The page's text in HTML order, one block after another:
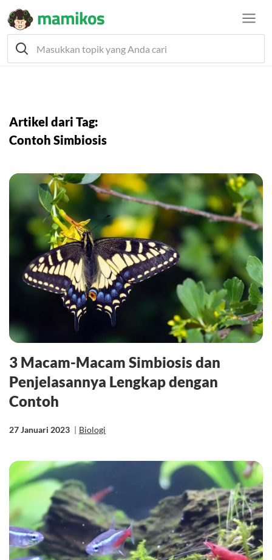
Artikel dari Tag:
Contoh Simbiosis
3 Macam-Macam Simbiosis dan
Penjelasannya Lengkap dengan
Contoh
27 Januari 2023 | Biologi